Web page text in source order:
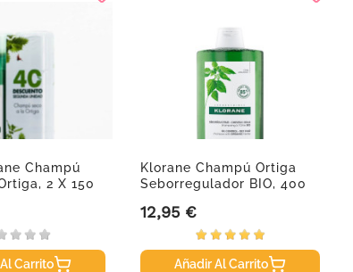
Champú
2 X 150
Carrito
Klorane Champú Ortiga
Seborregulador BIO, 400
Precio
12,95 €
Añadir Al Carrito